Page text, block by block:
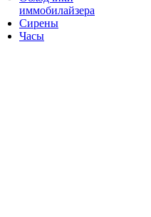
иммобилайзера
Сирены
Часы